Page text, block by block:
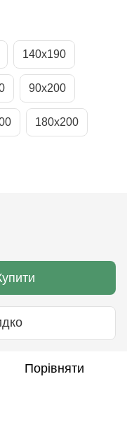
140х190
90х200
180х200
Порівняти